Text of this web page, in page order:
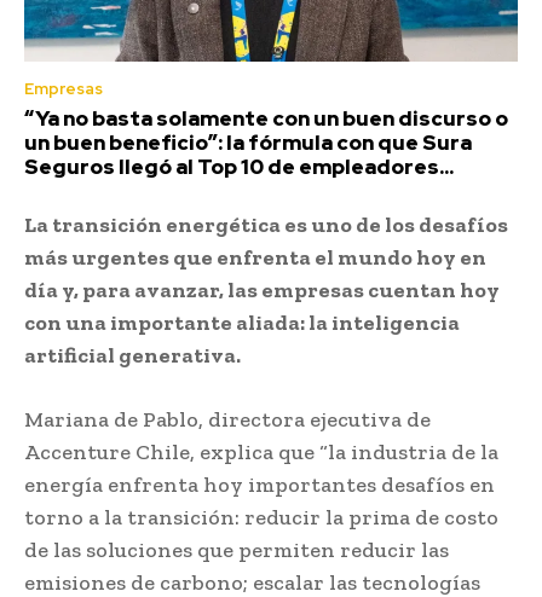
Empresas
“Ya no basta solamente con un buen discurso o
un buen beneficio”: la fórmula con que Sura
Seguros llegó al Top 10 de empleadores...
La transición energética es uno de los desafíos
más urgentes que enfrenta el mundo hoy en
día y, para avanzar, las empresas cuentan hoy
con una importante aliada: la inteligencia
artificial generativa.
Mariana de Pablo, directora ejecutiva de
Accenture Chile, explica que “la industria de la
energía enfrenta hoy importantes desafíos en
torno a la transición: reducir la prima de costo
de las soluciones que permiten reducir las
emisiones de carbono; escalar las tecnologías